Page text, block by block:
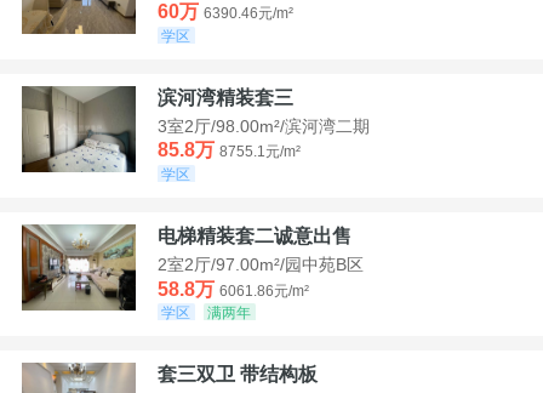
60万 6390.46元/m²
学区
滨河湾精装套三
3室2厅/98.00m²/滨河湾二期
85.8万 8755.1元/m²
学区
电梯精装套二诚意出售
2室2厅/97.00m²/园中苑B区
58.8万 6061.86元/m²
学区
满两年
套三双卫 带结构板